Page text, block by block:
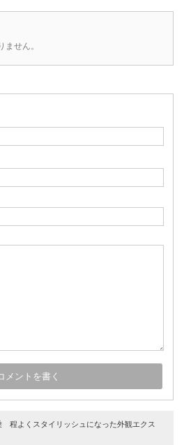
せん。
程よくスタイリッシュになった外観エクス